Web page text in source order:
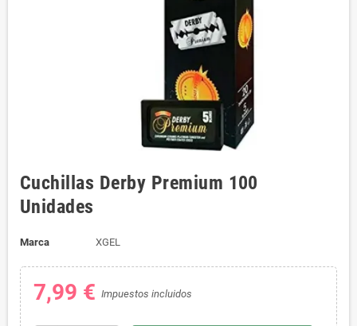
Cuchillas Derby Premium 100
Unidades
Marca XGEL
7,99 € Impuestos incluidos